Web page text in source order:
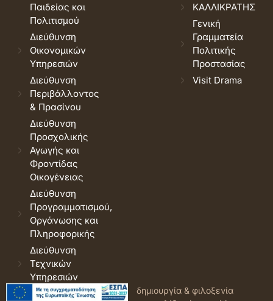
Παιδείας και
Πολιτισμού
Διεύθυνση
Οικονομικών
Υπηρεσιών
Διεύθυνση
Περιβάλλοντος
& Πρασίνου
Διεύθυνση
Προσχολικής
Αγωγής και
Φροντίδας
Οικογένειας
Διεύθυνση
Προγραμματισμού,
Οργάνωσης και
Πληροφορικής
Διεύθυνση
Τεχνικών
Υπηρεσιών
ΚΑΛΛΙΚΡΑΤΗΣ
Γενική
Γραμματεία
Πολιτικής
Προστασίας
Visit Drama
© 2026 Δήμος Δράμας. Όροι
δημιουργία & φιλοξενία